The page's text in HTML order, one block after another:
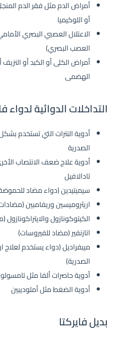
أمراض الدم مثل فقر الدم
أو اللوكيميا
الاعتلال العصبي البصري
العصب البصري)
أمراض الكلى أو الكبد أو
الهضمى
التداخلات الدوائية لدواء
أدوية النترات التي تستخدم
الصدرية
أدوية علاج ضعف الانتصاب
تادالافيل
سيميتيدين (دواء مضاد
اريثروميسين وريفامبين
الكيتوكونازول
اتازنفير (مضاد للفيروسات)
ميبفراديل (دواء يستخدم لعلاج
الصدرية)
أدوية حاصرات ألفا مثل
أدوية الضغط مثل أملوديبين
بديل فايركتا